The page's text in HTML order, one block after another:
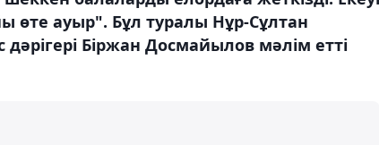
өте ауыр". Бұл туралы Нұр-Сұлтан
Біржан Досмайылов мәлім етті